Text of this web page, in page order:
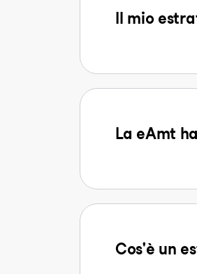
Il mio
La eAmt
Cos'è un